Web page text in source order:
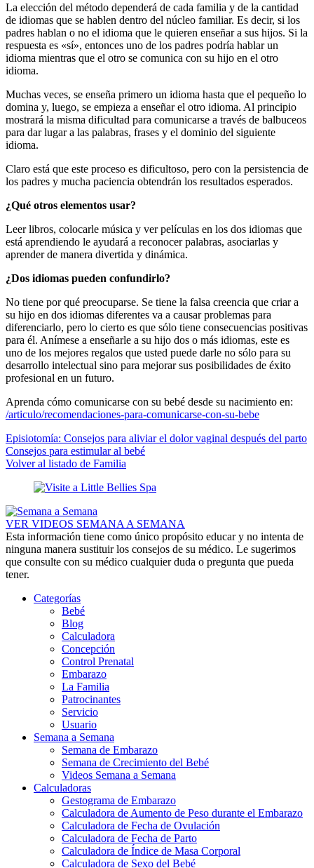
La elección del método dependerá de cada familia y de la cantidad
de idiomas que se hablen dentro del núcleo familiar. Es decir, si los
padres hablan o no el idioma que le quieren enseñar a sus hijos. Si la
respuesta es «sí», entonces uno de los padres podría hablar un
idioma mientras que el otro se comunica con su hijo en el otro
idioma.
Muchas veces, se enseña primero un idioma hasta que el pequeño lo
domina y, luego, se empieza a enseñar el otro idioma. Al principio
mostrará la misma dificultad para comunicarse a través de balbuceos
para dar lugar a las palabras, frases y el dominio del siguiente
idioma.
Claro está que este proceso es dificultoso, pero con la persistencia de
los padres y mucha paciencia obtendrán los resultados esperados.
¿Qué otros elementos usar?
Leer libros, colocarle música y ver películas en los dos idiomas que
está aprendiendo le ayudará a reconocer palabras, asociarlas y
aprender de manera divertida y dinámica.
¿Dos idiomas pueden confundirlo?
No tiene por qué preocuparse. Se tiene la falsa creencia que criar a
su hijo en dos idiomas diferentes va a causar problemas para
diferenciarlo, pero lo cierto es que sólo tiene consecuencias positivas
para él. Anímese a enseñarle a su hijo dos o más idiomas, este es
uno de los mejores regalos que usted puede darle no sólo para su
desarrollo intelectual sino para mejorar sus posibilidades de éxito
profesional en un futuro.
Aprenda cómo comunicarse con su bebé desde su nacimiento en:
/articulo/recomendaciones-para-comunicarse-con-su-bebe
Episiotomía: Consejos para aliviar el dolor vaginal después del parto
Consejos para estimular al bebé
Volver al listado de Familia
VER VIDEOS SEMANA A SEMANA
Esta información tiene como único propósito educar y no intenta de
ninguna manera sustituir los consejos de su médico. Le sugerimos
que consulte con su médico cualquier duda o pregunta que pueda
tener.
Categorías
Bebé
Blog
Calculadora
Concepción
Control Prenatal
Embarazo
La Familia
Patrocinantes
Servicio
Usuario
Semana a Semana
Semana de Embarazo
Semana de Crecimiento del Bebé
Videos Semana a Semana
Calculadoras
Gestograma de Embarazo
Calculadora de Aumento de Peso durante el Embarazo
Calculadora de Fecha de Ovulación
Calculadora de Fecha de Parto
Calculadora de Índice de Masa Corporal
Calculadora de Sexo del Bebé